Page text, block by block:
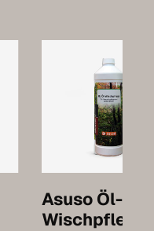
Asuso Öl-
Wischpflege